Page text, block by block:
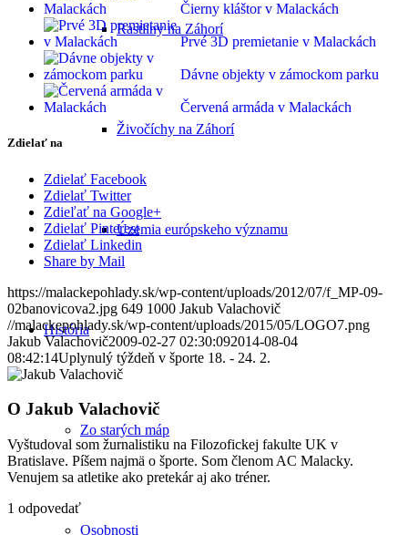
Rastliny na Záhorí
Živočíchy na Záhorí
Územia európskeho významu
História
Zo starých máp
Osobnosti
Čierny kláštor v Malackách
Prvé 3D premietanie v Malackách
Dávne objekty v zámockom parku
Červená armáda v Malackách
Zdielať na
Zdielať Facebook
Zdielať Twitter
Zdieľať na Google+
Zdielať Pinterest
Zdielať Linkedin
Share by Mail
https://malackepohlady.sk/wp-content/uploads/2012/07/f_MP-09-
02banovicova2.jpg 649 1000 Jakub Valachovič
//malackepohlady.sk/wp-content/uploads/2015/05/LOGO7.png
Jakub Valachovič2009-02-27 02:30:092014-08-04
08:42:14Uplynulý týždeň v športe 18. - 24. 2.
O Jakub Valachovič
Vyštudoval som žurnalistiku na Filozofickej fakulte UK v
Bratislave. Píšem najmä o športe. Som členom AC Malacky.
Venujem sa atletike ako pretekár aj ako tréner.
1 odpovedať